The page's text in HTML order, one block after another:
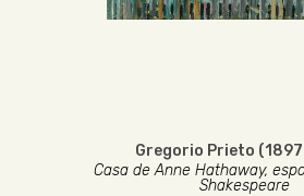
Gregorio Prieto
Casa de Anne Hathaway,
Shakespeare